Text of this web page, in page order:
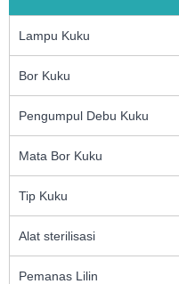
Lampu Kuku
Bor Kuku
Pengumpul Debu Kuku
Mata Bor Kuku
Tip Kuku
Alat sterilisasi
Pemanas Lilin